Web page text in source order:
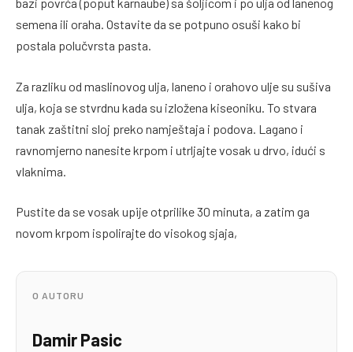
semena ili oraha. Ostavite da se potpuno osuši kako bi
postala polučvrsta pasta.
Za razliku od maslinovog ulja, laneno i orahovo ulje su sušiva
ulja, koja se stvrdnu kada su izložena kiseoniku. To stvara
tanak zaštitni sloj preko namještaja i podova. Lagano i
ravnomjerno nanesite krpom i utrljajte vosak u drvo, idući s
vlaknima.
Pustite da se vosak upije otprilike 30 minuta, a zatim ga
novom krpom ispolirajte do visokog sjaja,
O AUTORU
Damir Pasic